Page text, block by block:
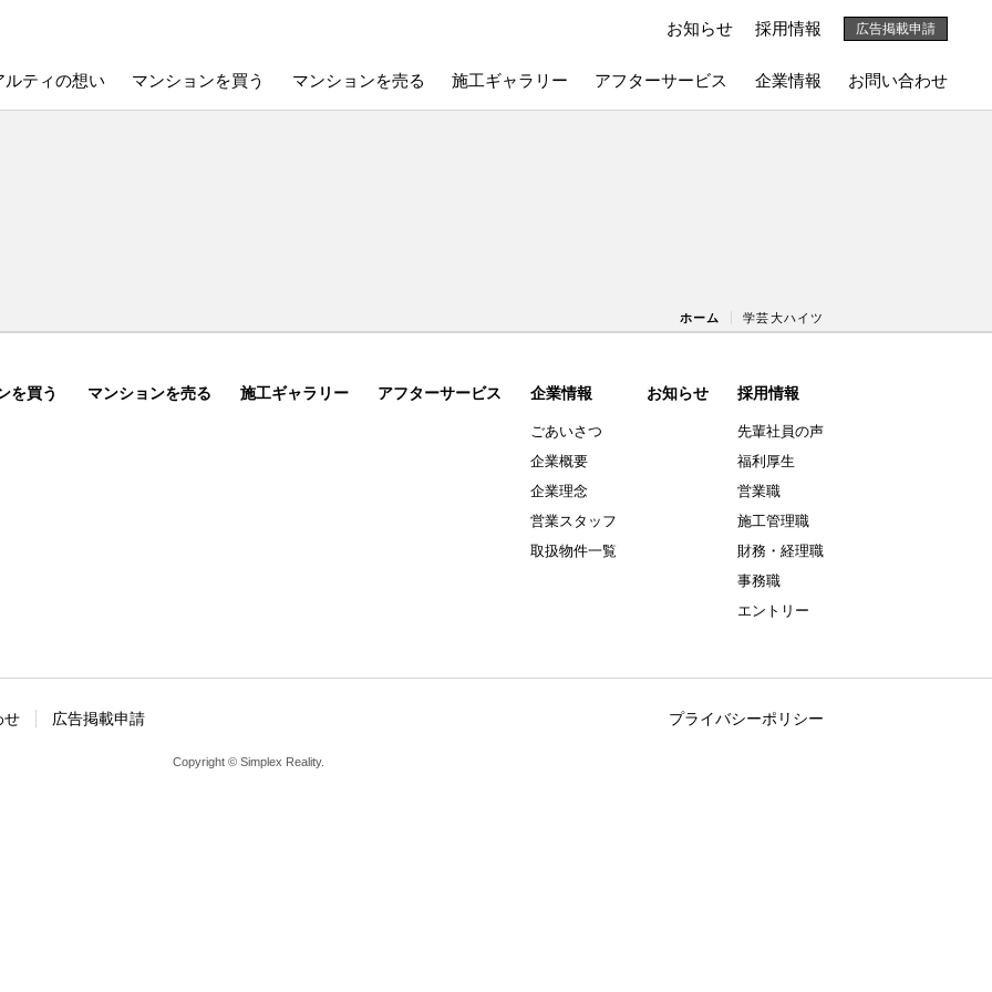
ティの想い マンションを買う マンションを売る 施工ギャラリー アフターサービス 企業情報 お問い合わせ
お知らせ 採用情報 広告掲載申請
ホーム 学芸大ハイツ
を買う マンションを売る 施工ギャラリー アフターサービス 企業情報
ごあいさつ
企業概要
企業理念
営業スタッフ
取扱物件一覧
お知らせ 採用情報
先輩社員の声
福利厚生
営業職
施工管理職
財務・経理職
事務職
エントリー
広告掲載申請 プライバシーポリシー
せ
Copyright © Simplex Reality.